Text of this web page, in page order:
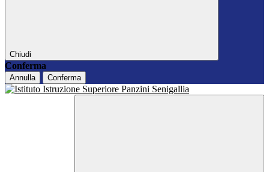
Chiudi
Conferma
Annulla Conferma